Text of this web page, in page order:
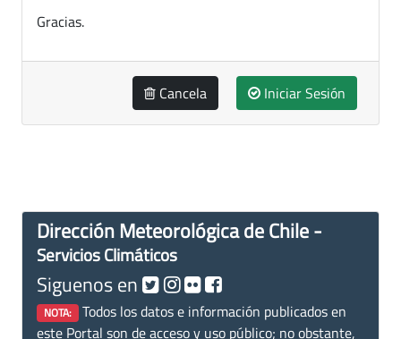
Gracias.
Cancela Iniciar Sesión
Dirección Meteorológica de Chile -
Servicios Climáticos
Siguenos en
NOTA: Todos los datos e información publicados en
este Portal son de acceso y uso público; no obstante,